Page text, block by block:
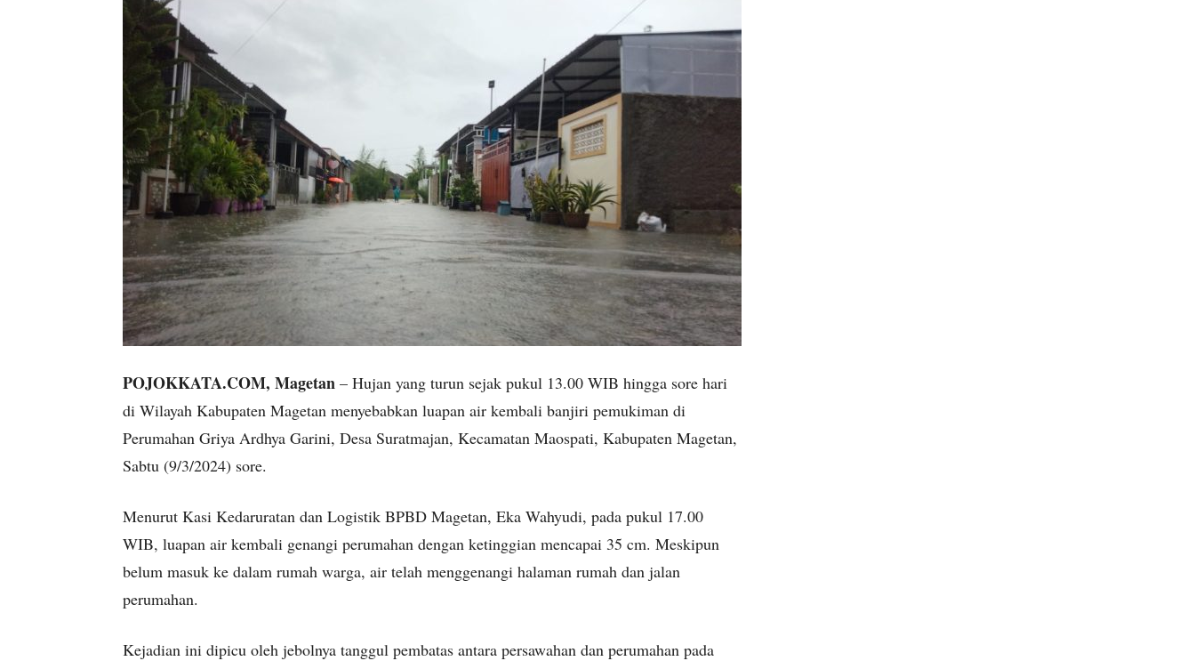
POJOKKATA.COM, Magetan – Hujan yang turun sejak pukul 13.00 WIB hingga sore hari
di Wilayah Kabupaten Magetan menyebabkan luapan air kembali banjiri pemukiman di
Perumahan Griya Ardhya Garini, Desa Suratmajan, Kecamatan Maospati, Kabupaten Magetan,
Sabtu (9/3/2024) sore.
Menurut Kasi Kedaruratan dan Logistik BPBD Magetan, Eka Wahyudi, pada pukul 17.00
WIB, luapan air kembali genangi perumahan dengan ketinggian mencapai 35 cm. Meskipun
belum masuk ke dalam rumah warga, air telah menggenangi halaman rumah dan jalan
perumahan.
Kejadian ini dipicu oleh jebolnya tanggul pembatas antara persawahan dan perumahan pada